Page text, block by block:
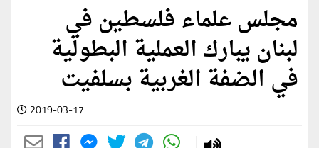
مجلس علماء فلسطين في
لبنان يبارك العملية البطولية
في الضفة الغربية بسلفيت
2019-03-17